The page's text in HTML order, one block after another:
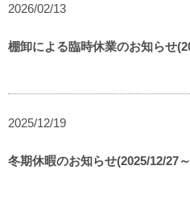
2026/02/13
棚卸による臨時休業のお知らせ
2025/12/19
冬期休暇のお知らせ(2025/12/27